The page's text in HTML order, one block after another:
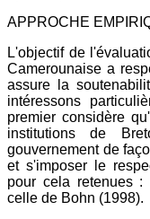
APPROCHE
L'objectif de
Camerounaise a
assure la
intéressons
premier considère
institutions de
gouvernement de
et s'imposer le
pour cela retenues
celle de Bohn (1998).